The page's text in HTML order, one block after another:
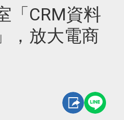
「CRM資料
，放大電商